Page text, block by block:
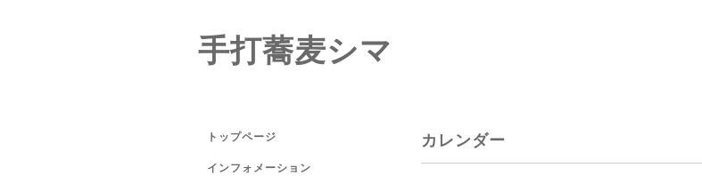
手打蕎麦シマ
カレンダー
トップページ
インフォメーション